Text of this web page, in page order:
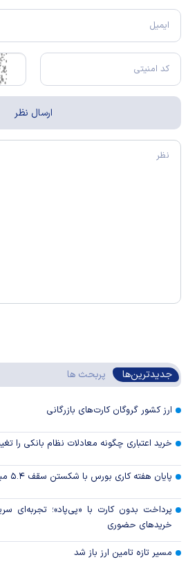
جدیدترین‌ها پربحث ها
ارز کشور گروگان کارت‌های بازرگانی
خرید اعتباری چگونه معادلات نظام بانکی را
پایان هفته کاری بورس با شکستن سقف ۵.۴ میلیون واحد
پرداخت بدون کارت با «پی‌پاد»؛ تجربه‌ای
خریدهای حضوری
مسیر تازه تامین ارز باز شد